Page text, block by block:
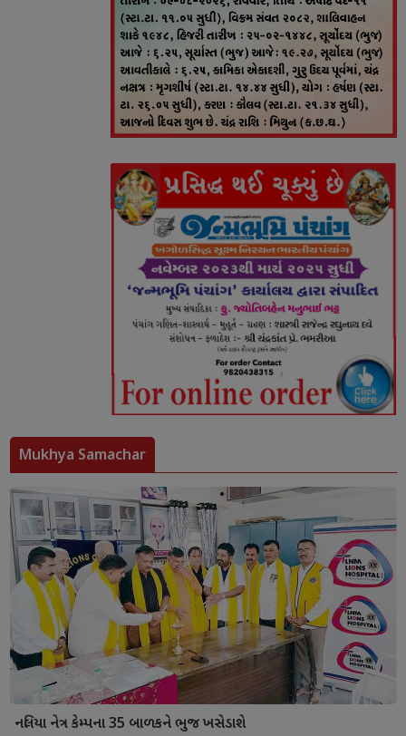
Mukhya Samachar
નલિયા નેત્ર કેમ્પના 35 બાળકને ભુજ ખસેડાશે